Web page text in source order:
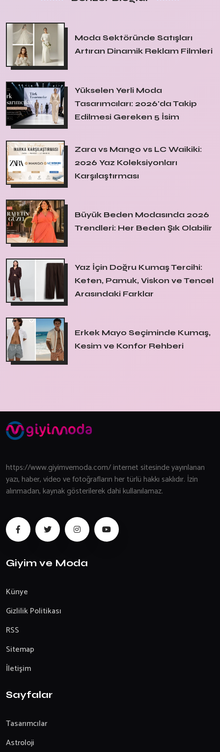
Moda Sektöründe Satışları
Artıran Dinamik Reklam Filmleri
Yükselen Yerli Moda
Tasarımcıları: 2026'da Takip
Edilmesi Gereken 5 İsim
Zara vs Mango vs LC Waikiki:
2026 Yaz Koleksiyonları
Karşılaştırması
Büyük Beden Modasında 2026
Trendleri: Her Beden Şık Olabilir
Yaz İçin Doğru Kumaş Tercihi:
Keten, Pamuk, Viskon ve Tencel
Arasındaki Farklar
Erkek Mayo Seçiminde Kumaş,
Kesim ve Konfor Rehberi
https://www.giyimvemoda.com/ internet sitesinde yayınlanan
yazı, haber, video ve fotoğrafların her türlü hakkı saklıdır. İzin
alınmadan, kaynak gösterilerek dahi kullanılamaz.
Giyim ve Moda
Künye
Gizlilik Politikası
RSS
Sitemap
İletişim
Sayfalar
Tasarımcılar
Astroloji